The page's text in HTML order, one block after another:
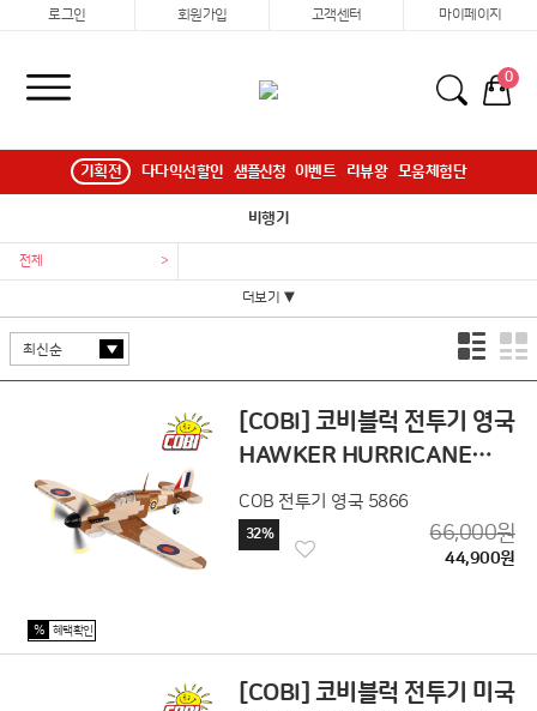
로그인 회원가입 고객센터 마이페이지
0
기획전 다다익선할인 샘플신청 이벤트 리뷰왕 모움체험단
비행기
전체 >
더보기 ▼
[COBI] 코비블럭 전투기 영국
HAWKER HURRICANE
MK.1 5866
COB 전투기 영국 5866
32% 66,000원
44,900원
% 혜택확인
[COBI] 코비블럭 전투기 미국